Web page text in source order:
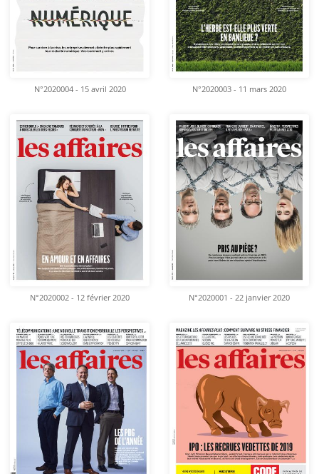
N°2020004 - 15 avril 2020 N°2020003 - 11 mars 2020
N°2020002 - 12 février 2020 N°2020001 - 22 janvier 2020